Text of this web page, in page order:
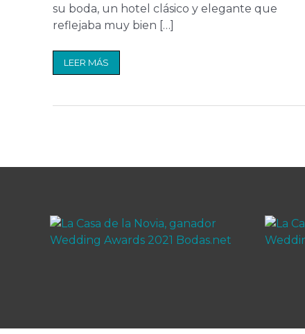
su boda, un hotel clásico y elegante que
reflejaba muy bien […]
LEER MÁS